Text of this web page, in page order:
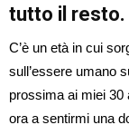
tutto il resto.
C’è un età in cui
sull’essere umano
prossima ai miei 30
ora a sentirmi una